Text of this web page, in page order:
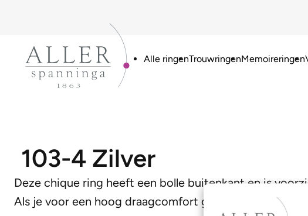
Alle ringenTrouwringenMemoireringen
103-4 Zilver
Deze chique ring heeft een bolle buitenkant en is
Als je voor een hoog draagcomfort gaat is dit jouw